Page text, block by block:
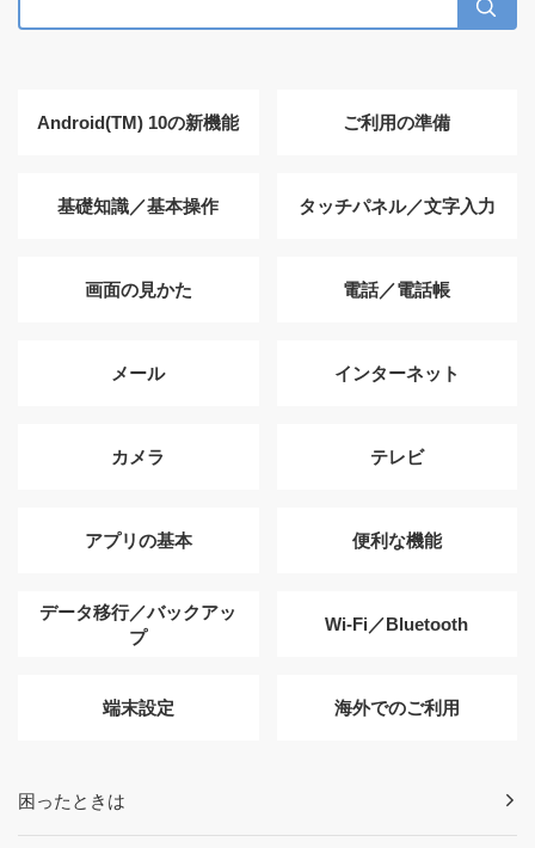
Android(TM) 10の新機能 ご利用の準備
基礎知識／基本操作 タッチパネル／文字入力
画面の見かた 電話／電話帳
メール インターネット
カメラ テレビ
アプリの基本 便利な機能
データ移行／バックアッ
プ
Wi-Fi／Bluetooth
端末設定 海外でのご利用
困ったときは